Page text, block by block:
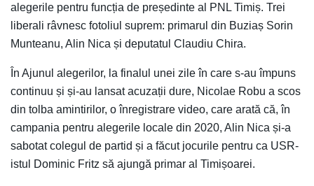
alegerile pentru funcția de președinte al PNL Timiș. Trei
liberali râvnesc fotoliul suprem: primarul din Buziaș Sorin
Munteanu, Alin Nica și deputatul Claudiu Chira.
În Ajunul alegerilor, la finalul unei zile în care s-au împuns
continuu și și-au lansat acuzații dure, Nicolae Robu a scos
din tolba amintirilor, o înregistrare video, care arată că, în
campania pentru alegerile locale din 2020, Alin Nica și-a
sabotat colegul de partid și a făcut jocurile pentru ca USR-
istul Dominic Fritz să ajungă primar al Timișoarei.